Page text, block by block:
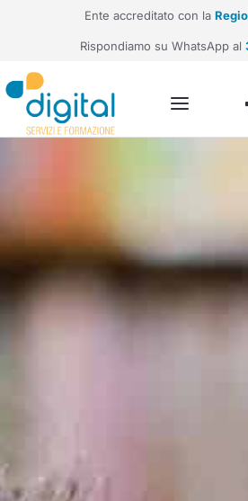
Ente accreditato con la
Rispondiamo su WhatsApp al